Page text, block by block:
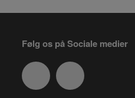
Følg os på Sociale medier